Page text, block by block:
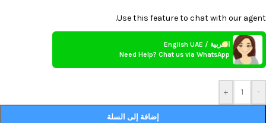
-
+
Use this feature to chat with our agent.
العربية / English UAE
Need Help? Chat us via WhatsApp
إضافة إلى السلة